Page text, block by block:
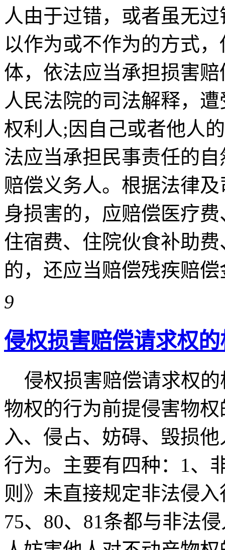
人由于过错，或者虽无
以作为或不作为的方式
体，依法应当承担损害
人民法院的司法解释，
权利人;因自己或者他人
法应当承担民事责任的
赔偿义务人。根据法律
身损害的，应赔偿医疗
住宿费、住院伙食补助
的，还应当赔偿残疾赔
9
侵权损害赔偿请求权
侵权损害赔偿请求权的
物权的行为前提侵害物
入、侵占、妨碍、毁损
行为。主要有四种：1、
则》未直接规定非法侵
75、80、81条都与非法